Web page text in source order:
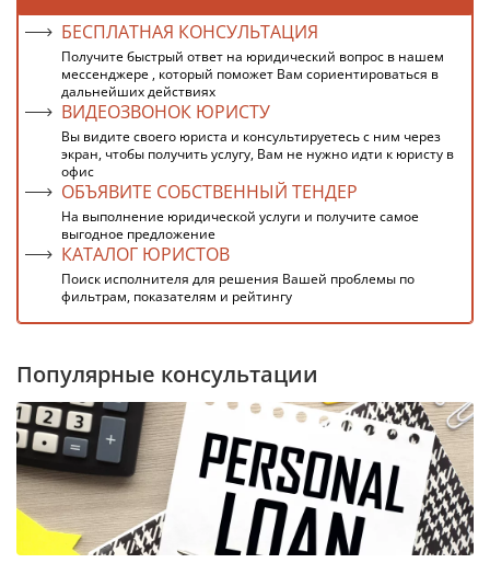
БЕСПЛАТНАЯ КОНСУЛЬТАЦИЯ
Получите быстрый ответ на юридический вопрос в нашем
мессенджере , который поможет Вам сориентироваться в
дальнейших действиях
ВИДЕОЗВОНОК ЮРИСТУ
Вы видите своего юриста и консультируетесь с ним через
экран, чтобы получить услугу, Вам не нужно идти к юристу в
офис
ОБЪЯВИТЕ СОБСТВЕННЫЙ ТЕНДЕР
На выполнение юридической услуги и получите самое
выгодное предложение
КАТАЛОГ ЮРИСТОВ
Поиск исполнителя для решения Вашей проблемы по
фильтрам, показателям и рейтингу
Популярные консультации